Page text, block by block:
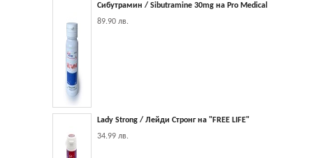
Сибутрамин / Sibutramine 30mg на Pro Medical
89.90 лв.
Lady Strong / Лейди Стронг на "FREE LIFE"
34.99 лв.